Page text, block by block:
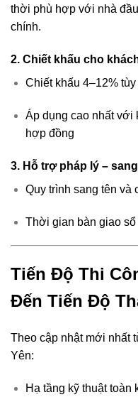
thời phù hợp với nhà
chính.
2. Chiết khấu cho
Chiết khấu 4–12%
Áp dụng cao nhất với
hợp đồng
3. Hỗ trợ pháp lý –
Quy trình sang tên và
Thời gian bàn giao sổ
Tiến Độ Thi
Đến Tiến Độ
Theo cập nhật mới nhất
Yên:
Hạ tầng kỹ thuật toàn